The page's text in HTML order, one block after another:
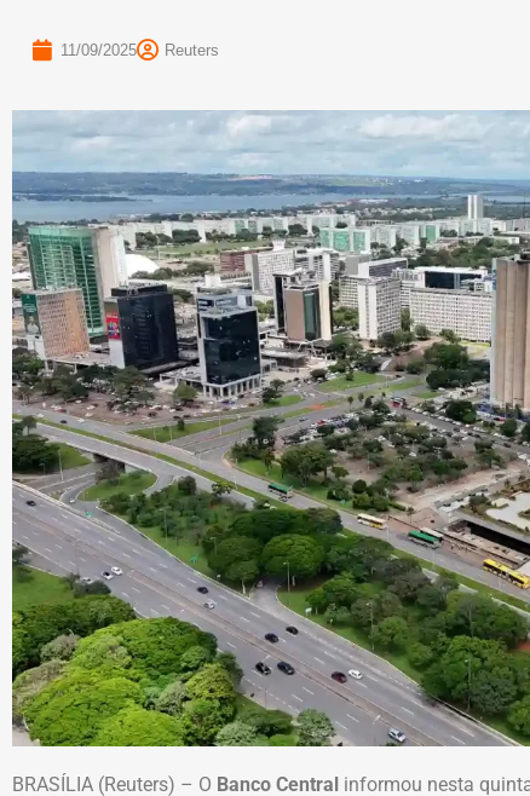
11/09/2025 Reuters
BRASÍLIA (Reuters) – O Banco Central informou nesta